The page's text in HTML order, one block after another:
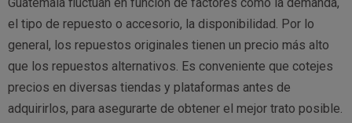
el tipo de repuesto o accesorio, la disponibilidad. Por lo
general, los repuestos originales tienen un precio más alto
que los repuestos alternativos. Es conveniente que cotejes
precios en diversas tiendas y plataformas antes de
adquirirlos, para asegurarte de obtener el mejor trato posible.